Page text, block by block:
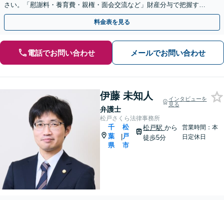
さい。「慰謝料・養育費・親権・面会交流など」財産分与で把握すべ
きポイントもご紹介できます。
料金表を見る
電話でお問い合わせ メールでお問い合わせ
伊藤 未知人
弁護士
インタビューを
見る
松戸さくら法律事務所
千
葉
県
|
松
戸
市
松戸駅から
徒歩5分
営業時間：本
日定休日